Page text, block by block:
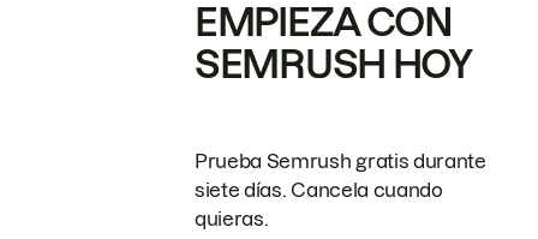
EMPIEZA CON
SEMRUSH HOY
Prueba Semrush gratis durante
siete días. Cancela cuando
quieras.